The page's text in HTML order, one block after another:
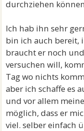
durchziehen
Ich hab ihn sehr
bin ich auch bereit,
braucht er noch
versuchen will,
Tag wo nichts
aber ich schaffe es
und vor allem
möglich, dass er
viel. selber einfach